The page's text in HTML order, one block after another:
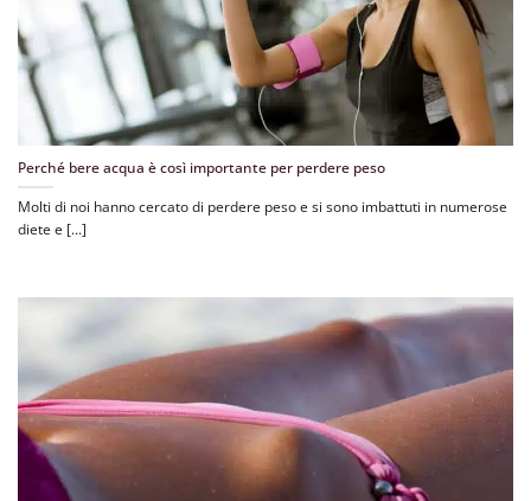
Perché bere acqua è così importante per perdere peso
Molti di noi hanno cercato di perdere peso e si sono imbattuti in numerose
diete e [...]